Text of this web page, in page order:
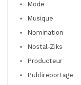
Mode
Musique
Nomination
Nostal-Ziks
Producteur
Publireportage